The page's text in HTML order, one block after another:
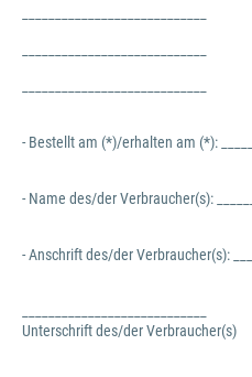
- Bestellt am (*)/erhalten am (*):
- Name des/der Verbraucher(s):
- Anschrift des/der Verbraucher(s):
Unterschrift des/der Verbraucher(s)